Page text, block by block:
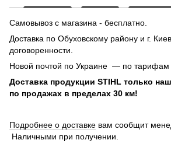
Самовывоз с магазина - бесплатно.
Доставка по Обуховскому району и г.
договоренности.
Новой почтой по Украине — по тарифам
Доставка продукции STIHL только
по продажах в пределах 30 км!
Подробнее о доставке вам сообщит
Наличными при получении.